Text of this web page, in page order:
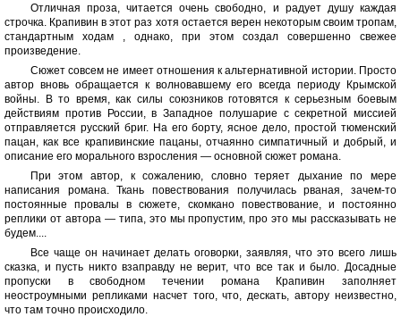
Отличная проза, читается очень свободно, и радует душу каждая
строчка. Крапивин в этот раз хотя остается верен некоторым своим тропам,
стандартным ходам , однако, при этом создал совершенно свежее
произведение.
Сюжет совсем не имеет отношения к альтернативной истории. Просто
автор вновь обращается к волновавшему его всегда периоду Крымской
войны. В то время, как силы союзников готовятся к серьезным боевым
действиям против России, в Западное полушарие с секретной миссией
отправляется русский бриг. На его борту, ясное дело, простой тюменский
пацан, как все крапивинские пацаны, отчаянно симпатичный и добрый, и
описание его морального взросления — основной сюжет романа.
При этом автор, к сожалению, словно теряет дыхание по мере
написания романа. Ткань повествования получилась рваная, зачем-то
постоянные провалы в сюжете, скомкано повествование, и постоянно
реплики от автора — типа, это мы пропустим, про это мы рассказывать не
будем....
Все чаще он начинает делать оговорки, заявляя, что это всего лишь
сказка, и пусть никто взаправду не верит, что все так и было. Досадные
пропуски в свободном течении романа Крапивин заполняет
неостроумными репликами насчет того, что, дескать, автору неизвестно,
что там точно происходило.